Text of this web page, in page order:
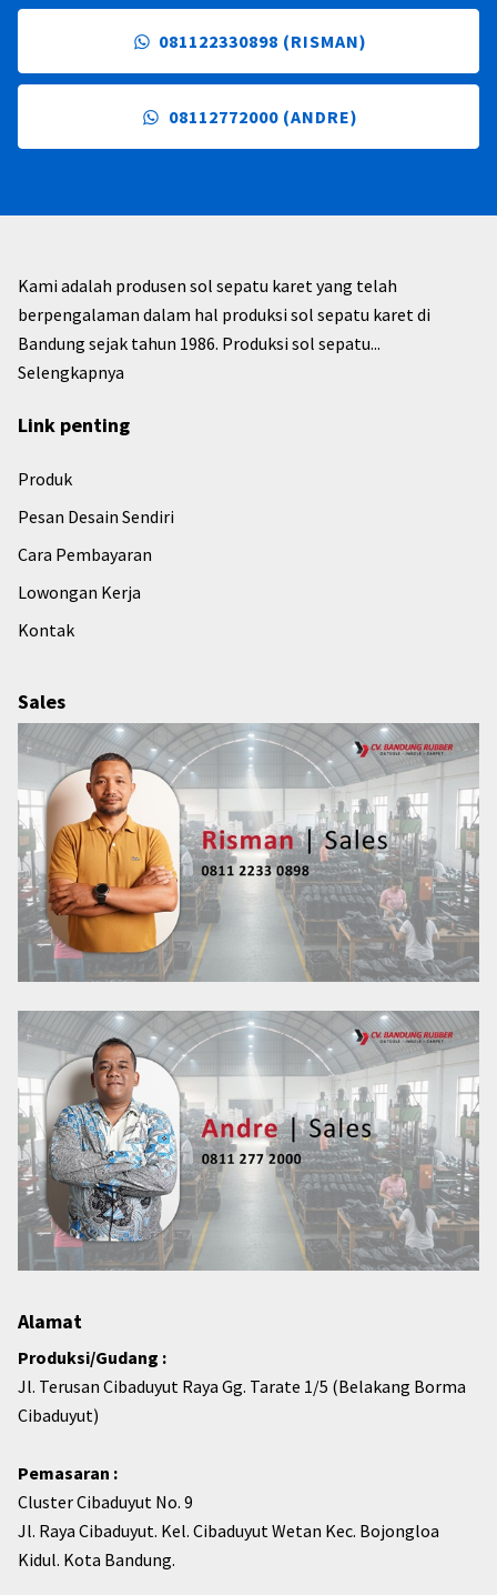
081122330898 (RISMAN)
08112772000 (ANDRE)
Kami adalah produsen sol sepatu karet yang telah
berpengalaman dalam hal produksi sol sepatu karet di
Bandung sejak tahun 1986. Produksi sol sepatu...
Selengkapnya
Link penting
Produk
Pesan Desain Sendiri
Cara Pembayaran
Lowongan Kerja
Kontak
Sales
Alamat
Produksi/Gudang :
Jl. Terusan Cibaduyut Raya Gg. Tarate 1/5 (Belakang Borma
Cibaduyut)
Pemasaran :
Cluster Cibaduyut No. 9
Jl. Raya Cibaduyut. Kel. Cibaduyut Wetan Kec. Bojongloa
Kidul. Kota Bandung.